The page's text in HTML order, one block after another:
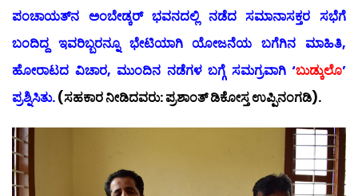
ಪಂಚಾಯತ್‍ನ ಅಂಬೇಡ್ಕರ್ ಭವನದಲ್ಲಿ ನಡೆದ ಸಮಾನಾಸಕ್ತರ ಸಭೆಗೆ
ಬಂದಿದ್ದ ಇವರಿಬ್ಬರನ್ನೂ ಭೇಟಿಯಾಗಿ ಯೋಜನೆಯ ಬಗೆಗಿನ ಮಾಹಿತಿ,
ಹೋರಾಟದ ವಿಚಾರ, ಮುಂದಿನ ನಡೆಗಳ ಬಗ್ಗೆ ಸಮಗ್ರವಾಗಿ ‘ಬುಡ್ಕುಲೊ’
ಪ್ರಶ್ನಿಸಿತು.(ಸಹಕಾರ ನೀಡಿದವರು: ಪ್ರಶಾಂತ್ ಡಿಕೋಸ್ತ ಉಪ್ಪಿನಂಗಡಿ).